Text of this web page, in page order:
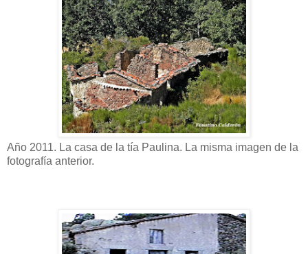
Año 2011. La casa de la tía Paulina. La misma imagen de la
fotografía anterior.